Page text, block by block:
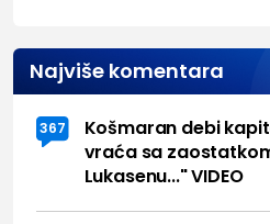
Najviše komentara
367
Košmaran debi
vraća sa
Lukasenu..." VIDEO